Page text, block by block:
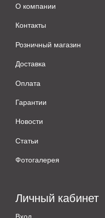
О компании
Контакты
Розничный магазин
Доставка
Оплата
Гарантии
Новости
Статьи
Фотогалерея
Личный кабинет